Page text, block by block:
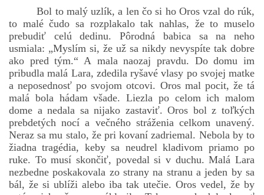
bludicka.cirezlo@gmail.com
Príbehy a poviedky na tejto stránke sú duševným
vlastníctvom autorov. Všetky práva vyhradené.
© 2026 eStránky.sk |RSS|WebSlice | Aktualizované 5. 8. 2026|
Hore ↑
Bol to malý uzlík, a len čo si ho Oros vzal do rúk,
to malé čudo sa rozplakalo tak nahlas, že to muselo
prebudiť celú dedinu. Pôrodná babica sa na neho
usmiala: „Myslím si, že už sa nikdy nevyspíte tak dobre
ako pred tým.“ A mala naozaj pravdu. Do domu im
pribudla malá Lara, zdedila ryšavé vlasy po svojej matke
a neposednosť po svojom otcovi. Oros mal pocit, že tá
malá bola hádam všade. Liezla po celom ich malom
dome a nedala sa nijako zastaviť. Oros bol z toľkých
prebdetých nocí a večného stráženia celkom unavený.
Neraz sa mu stalo, že pri kovaní zadriemal. Nebola by to
žiadna tragédia, keby sa neudrel kladivom priamo po
ruke. To musí skončiť, povedal si v duchu. Malá Lara
nezbedne poskakovala zo strany na stranu a jeden by sa
bál, že si ublíži alebo iba tak utečie. Oros vedel, že by